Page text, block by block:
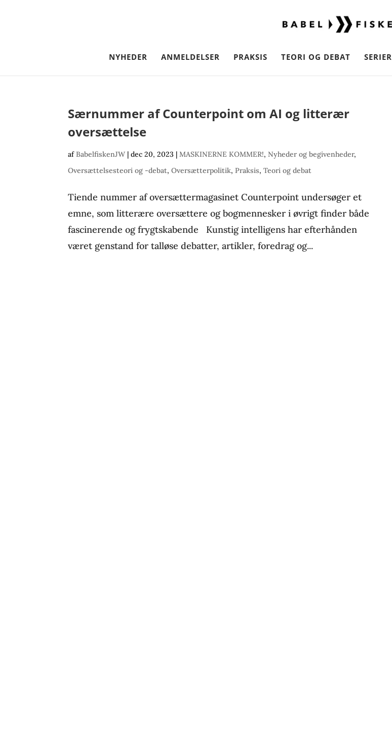
NYHEDER ANMELDELSER PRAKSIS TEORI OG DEBAT SERIER
Særnummer af Counterpoint om AI og litterær
oversættelse
afBabelfiskenJW |dec 20, 2023 |MASKINERNE KOMMER!,Nyheder og begivenheder,
Oversættelsesteori og -debat,Oversætterpolitik,Praksis,Teori og debat
Tiende nummer af oversættermagasinet Counterpoint undersøger et
emne, som litterære oversættere og bogmennesker i øvrigt finder både
fascinerende og frygtskabende Kunstig intelligens har efterhånden
været genstand for talløse debatter, artikler, foredrag og...